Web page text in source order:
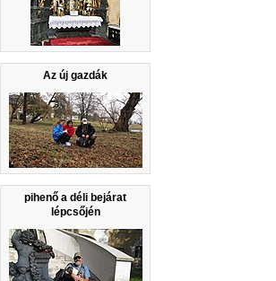
Az új gazdák
pihenő a déli bejárat
lépcsőjén